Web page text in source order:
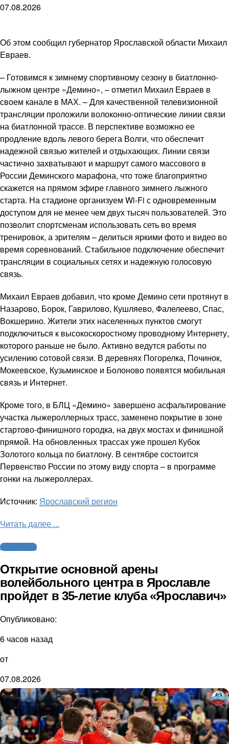
07.08.2026
Об этом сообщил губернатор Ярославской области Михаил
Евраев.
– Готовимся к зимнему спортивному сезону в биатлонно-
лыжном центре «Демино», – отметил Михаил Евраев в
своем канале в МАХ. – Для качественной телевизионной
трансляции проложили волоконно-оптические линии связи
на биатлонной трассе. В перспективе возможно ее
продление вдоль левого берега Волги, что обеспечит
надежной связью жителей и отдыхающих. Линии связи
частично захватывают и маршрут самого массового в
России Деминского марафона, что тоже благоприятно
скажется на прямом эфире главного зимнего лыжного
старта. На стадионе организуем Wi-Fi с одновременным
доступом для не менее чем двух тысяч пользователей. Это
позволит спортсменам использовать сеть во время
тренировок, а зрителям – делиться яркими фото и видео во
время соревнований. Стабильное подключение обеспечит
трансляции в социальных сетях и надежную голосовую
связь.
Михаил Евраев добавил, что кроме Демино сети протянут в
Назарово, Борок, Гаврилово, Кушляево, Фалелеево, Спас,
Вокшерино. Жители этих населенных пунктов смогут
подключиться к высокоскоростному проводному Интернету,
которого раньше не было. Активно ведутся работы по
усилению сотовой связи. В деревнях Погорелка, Починок,
Мокеевское, Кузьминское и Болоново появятся мобильная
связь и Интернет.
Кроме того, в БЛЦ «Демино» завершено асфальтирование
участка лыжероллерных трасс, заменено покрытие в зоне
стартово-финишного городка, на двух мостах и финишной
прямой. На обновленных трассах уже прошел Кубок
Золотого кольца по биатлону. В сентябре состоится
Первенство России по этому виду спорта – в программе
гонки на лыжероллерах.
Источник: Ярославский регион
Читать далее ...
Другие виды
Открытие основной арены
волейбольного центра в Ярославле
пройдет в 35-летие клуба «Ярославич»
Опубликовано:
6 часов назад
от
07.08.2026